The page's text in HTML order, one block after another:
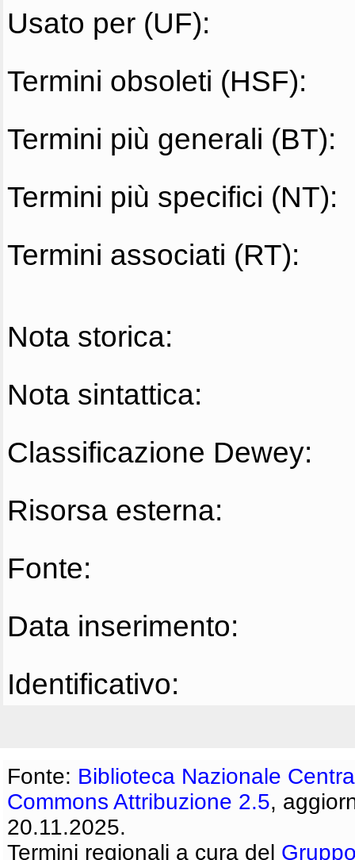
Usato per (UF):
Termini obsoleti (HSF):
Termini più generali (BT):
Termini più specifici (NT):
Termini associati (RT):
Nota storica:
Nota sintattica:
Classificazione Dewey:
Risorsa esterna:
Fonte:
Data inserimento:
Identificativo:
Fonte: Biblioteca Nazionale
Commons Attribuzione 2.5,
20.11.2025.
Termini regionali a cura del